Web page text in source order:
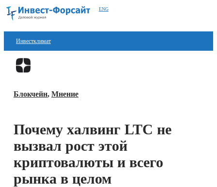
ENG
Инвестклимат
Финансы
Блокчейн
Книги
Блокчейн, Мнение
Почему халвинг LTC не
вызвал рост этой
криптовалюты и всего
рынка в целом